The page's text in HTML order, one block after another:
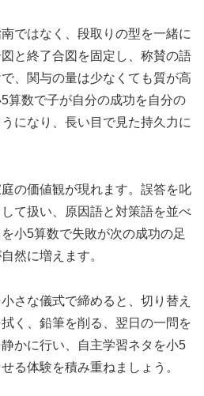
ではなく、段取りの型を一緒に
と終了合図を固定し、称賛の語
、関与の量は少なくても質が高
算数で子が自分の成功を自分の
になり、長い目で見た持久力に
の価値観が現れます。誤答を叱
て扱い、原因語と対策語を並べ
小5算数で失敗が次の成功の足
然に増えます。
さな儀式で締めると、切り替え
く、鉛筆を削る、翌日の一問を
かに行い、自主学習ネタを小5
る体験を積み重ねましょう。